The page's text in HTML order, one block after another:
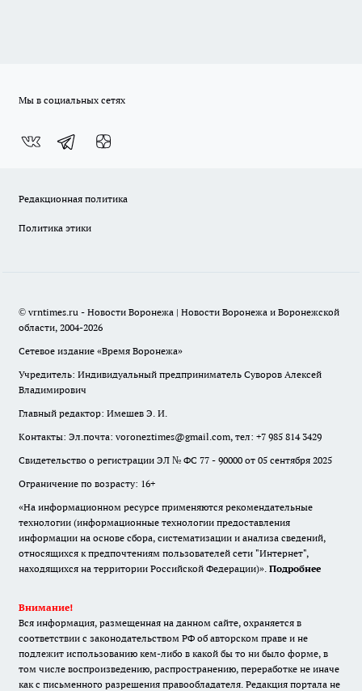
Мы в социальных сетях
Редакционная политика
Политика этики
© vrntimes.ru - Новости Воронежа | Новости Воронежа и Воронежской
области, 2004-2026
Сетевое издание «Время Воронежа»
Учредитель: Индивидуальный предприниматель Суворов Алексей
Владимирович
Главный редактор: Имешев Э. И.
Контакты: Эл.почта: voroneztimes@gmail.com, тел: +7 985 814 3429
Свидетельство о регистрации ЭЛ № ФС 77 - 90000 от 05 сентября 2025
Ограничение по возрасту: 16+
«На информационном ресурсе применяются рекомендательные
технологии (информационные технологии предоставления
информации на основе сбора, систематизации и анализа сведений,
относящихся к предпочтениям пользователей сети "Интернет",
находящихся на территории Российской Федерации)». Подробнее
Внимание!
Вся информация, размещенная на данном сайте, охраняется в
соответствии с законодательством РФ об авторском праве и не
подлежит использованию кем-либо в какой бы то ни было форме, в
том числе воспроизведению, распространению, переработке не иначе
как с письменного разрешения правообладателя. Редакция портала не